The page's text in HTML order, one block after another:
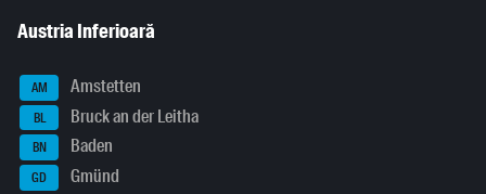
Austria Inferioară
AM Amstetten
BL Bruck an der Leitha
BN Baden
GD Gmünd